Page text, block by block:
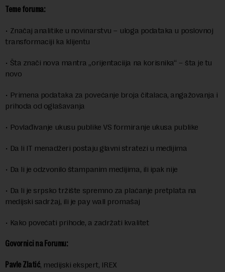
Teme foruma:
• Značaj analitike u novinarstvu – uloga podataka u poslovnoj
transformaciji ka klijentu
• Šta znači nova mantra „orijentaciija na korisnika“ – šta je tu
novo
• Primena podataka za povećanje broja čitalaca, angažovanja i
prihoda od oglašavanja
• Povlađivanje ukusu publike VS formiranje ukusa publike
• Da li IT menadžeri postaju glavni stratezi u medijima
• Da li je odzvonilo štampanim medijima, ili ipak nije
• Da li je srpsko tržište spremno za plaćanje pretplata na
medijski sadržaj, ili je pay wall promašaj
• Kako povećati prihode, a zadržati kvalitet
Govornici na Forumu:
Pavle Zlatić, medijski ekspert, IREX